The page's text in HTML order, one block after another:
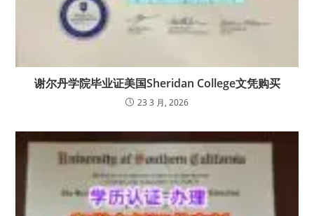
谢尔丹学院毕业证美国Sheridan College文凭购买
23 3 月, 2026